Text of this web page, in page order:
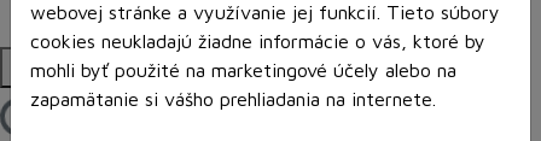
webovej stránke a využívanie jej funkcií. Tieto súbory
cookies neukladajú žiadne informácie o vás, ktoré by
mohli byť použité na marketingové účely alebo na
zapamätanie si vášho prehliadania na internete.
Zdravie a pohyb
Platformy